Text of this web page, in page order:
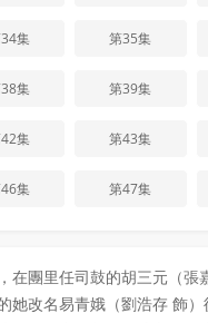
集 第35集
集 第39集
集 第43集
集 第47集
在團里任司鼓的胡三元（張
她改名易青娥（劉浩存 飾